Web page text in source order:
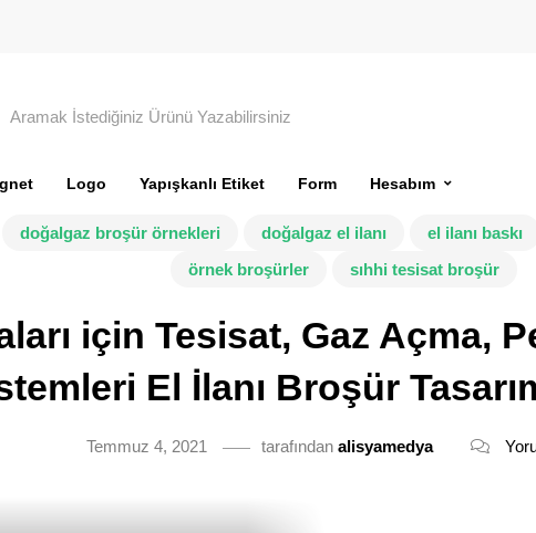
Logo Yapışkanlı Etiket Form Hesabım
doğalgaz broşür örnekleri doğalgaz el ilanı el ilanı baskı
örnek broşürler
sıhhi tesisat broşür
için Tesisat, Gaz Açma,
El İlanı Broşür
Temmuz 4, 2021 tarafından alisyamedya